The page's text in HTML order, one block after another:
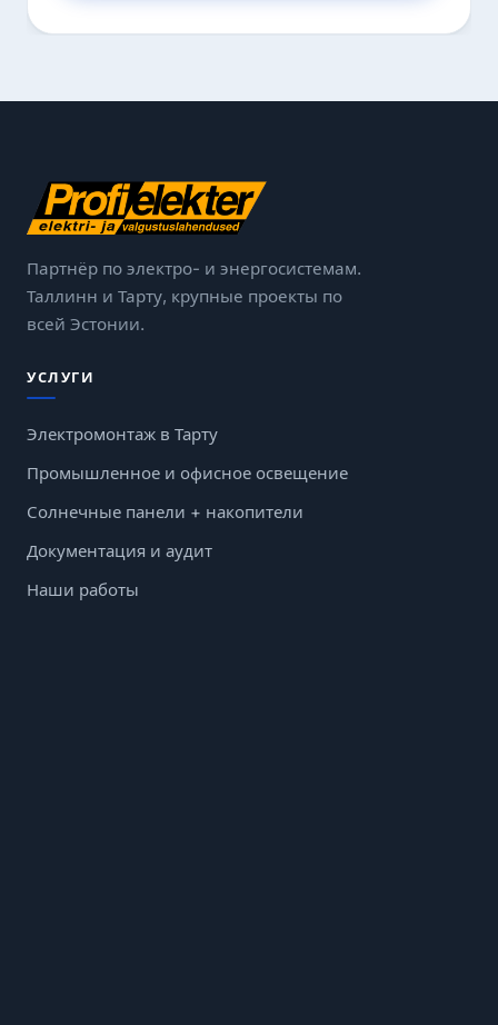
Партнёр по электро- и энергосистемам.
Таллинн и Тарту, крупные проекты по
всей Эстонии.
УСЛУГИ
Электромонтаж в Тарту
Промышленное и офисное освещение
Солнечные панели + накопители
Документация и аудит
Наши работы